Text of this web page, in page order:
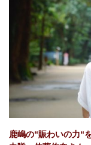
鹿嶋の“賑わいの力